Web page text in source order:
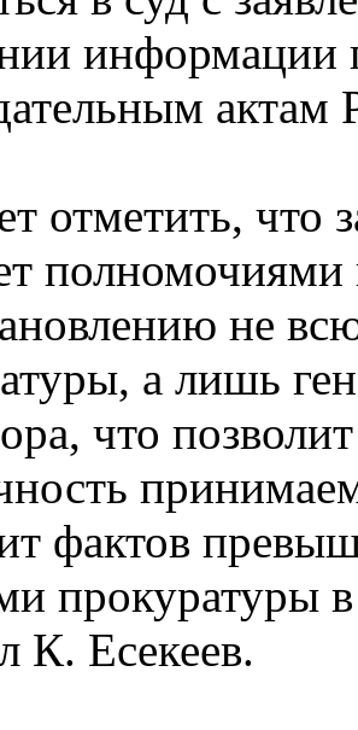
информации
актам
отметить, что
полномочиями
не
а лишь
что
фактов
прокуратуры
К. Есекеев.